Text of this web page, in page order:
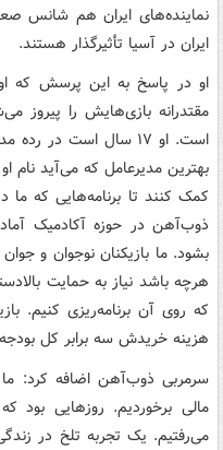
نماینده‌های ایران هم شانس
ایران در آسیا تأثیرگذار هستند.
او در پاسخ به این پرسش که
مقتدرانه بازی‌هایش را پیروز
است. او ۱۷ سال است در
بهترین مدیرعامل که می‌آید نام
کمک کنند تا برنامه‌هایی که
ذوب‌آهن در حوزه آکادمیک
بشود. ما بازیکنان نوجوان و
هرچه باشد نیاز به حمایت
که روی آن برنامه‌ریزی کنیم.
هزینه خریدش سه برابر کل
سرمربی ذوب‌آهن اضافه کرد:
مالی برخوردیم. روزهایی بود
می‌رفتیم. یک تجربه تلخ در